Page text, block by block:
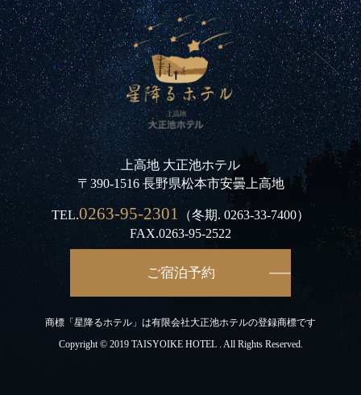
上高地 大正池ホテル
〒390-1516 長野県松本市安曇上高地
TEL.0263-95-2301 （冬期.0263-33-7400）
FAX.0263-95-2522
ご宿泊予約
商標「星降るホテル」は有限会社大正池ホテルの登録商標です
Copyright © 2019 TAISYOIKE HOTEL . All Rights Reserved.